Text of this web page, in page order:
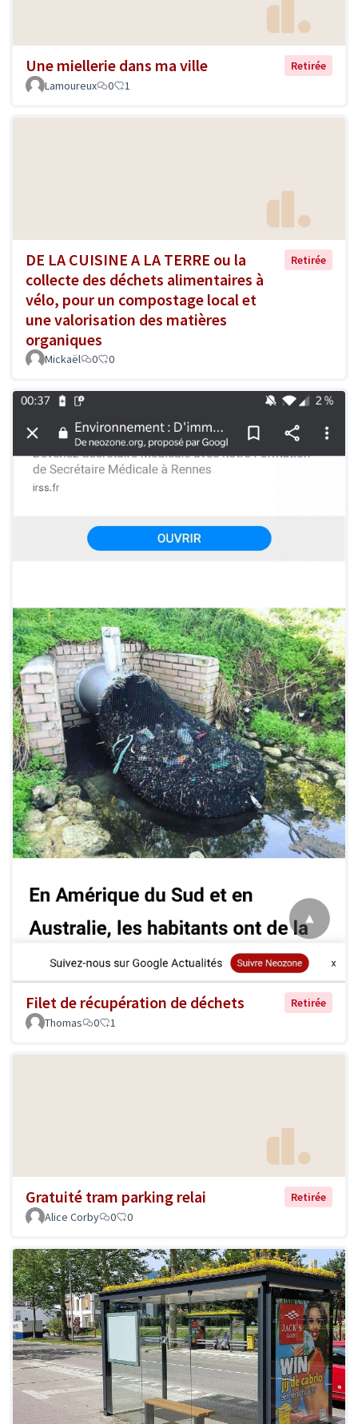
Une miellerie dans ma ville
Retirée
Lamoureux
0 1
DE LA CUISINE A LA TERRE ou la
collecte des déchets alimentaires à
vélo, pour un compostage local et
une valorisation des matières
organiques
Retirée
Mickaël 0 0
Filet de récupération de déchets
Retirée
Thomas
0 1
Gratuité tram parking relai
Retirée
Alice Corby
0 0